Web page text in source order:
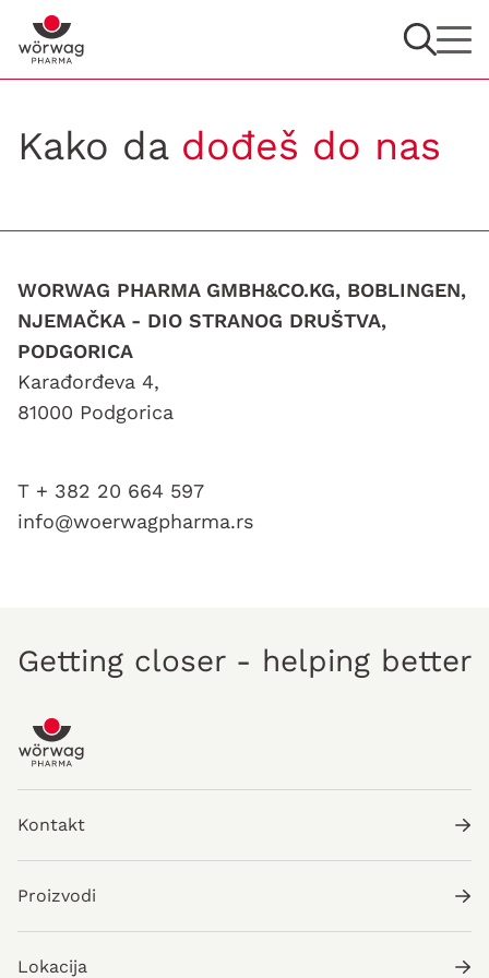
Kako da dođeš do nas
WORWAG PHARMA GMBH&CO.KG, BOBLINGEN,
NJEMAČKA - DIO STRANOG DRUŠTVA,
PODGORICA
Karađorđeva 4,
81000 Podgorica
T + 382 20 664 597
info@woerwagpharma.rs
Getting closer - helping better
Kontakt
Proizvodi
Lokacija